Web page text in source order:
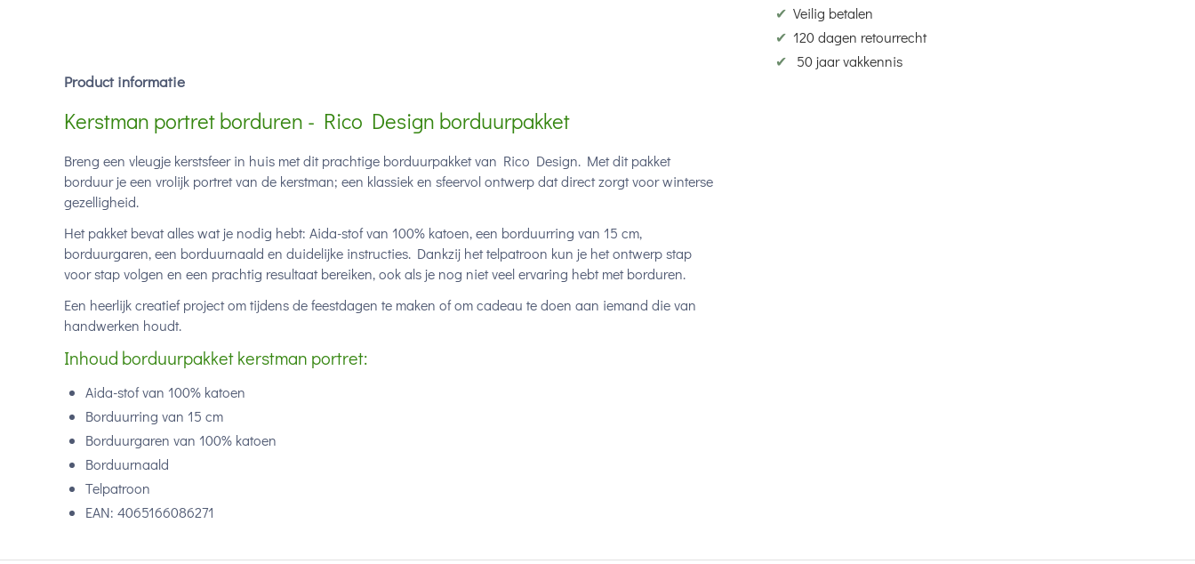
✔ Veilig betalen
✔ 120 dagen retourrecht
✔
50 jaar vakkennis
Product informatie
Kerstman portret borduren - Rico Design borduurpakket
Breng een vleugje kerstsfeer in huis met dit prachtige borduurpakket van Rico Design. Met dit pakket
borduur je een vrolijk portret van de kerstman; een klassiek en sfeervol ontwerp dat direct zorgt voor winterse
gezelligheid.
Het pakket bevat alles wat je nodig hebt: Aida-stof van 100% katoen, een borduurring van 15 cm,
borduurgaren, een borduurnaald en duidelijke instructies. Dankzij het telpatroon kun je het ontwerp stap
voor stap volgen en een prachtig resultaat bereiken, ook als je nog niet veel ervaring hebt met borduren.
Een heerlijk creatief project om tijdens de feestdagen te maken of om cadeau te doen aan iemand die van
handwerken houdt.
Inhoud borduurpakket kerstman portret:
Aida-stof van 100% katoen
Borduurring van 15 cm
Borduurgaren van 100% katoen
Borduurnaald
Telpatroon
EAN: 4065166086271